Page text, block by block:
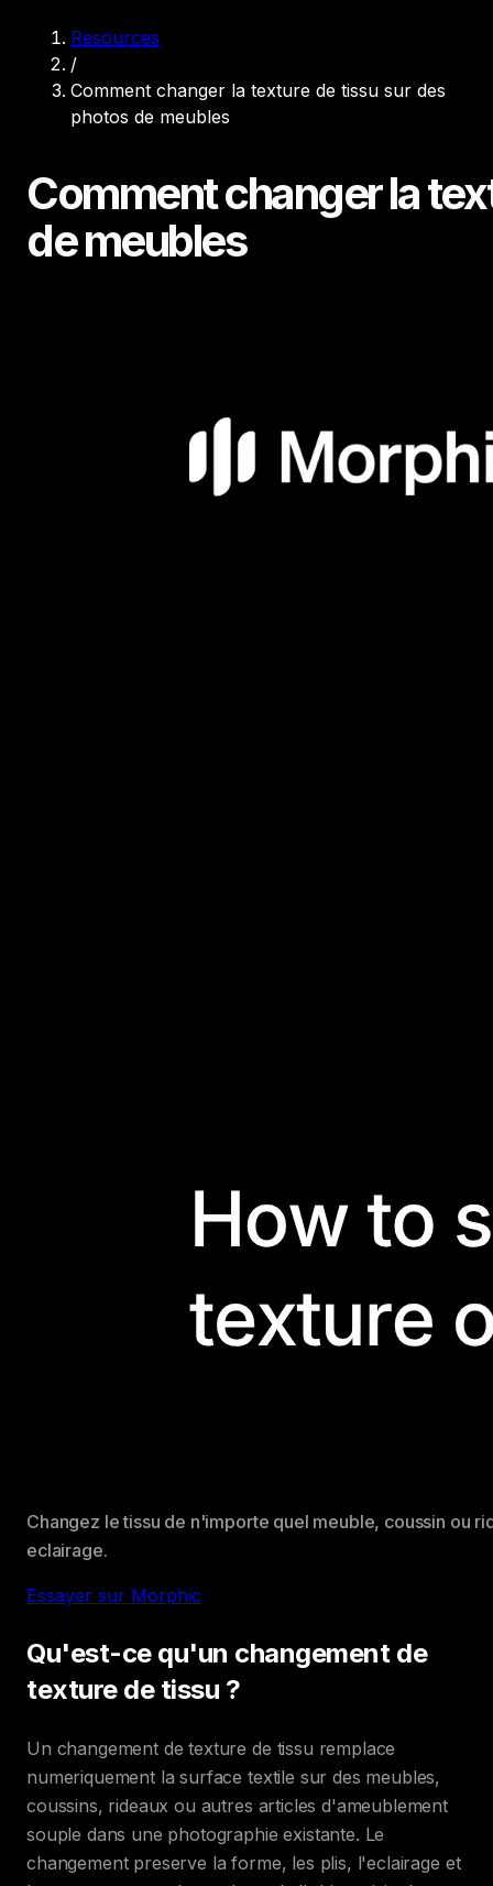
Resources
/
Comment changer la texture de tissu sur des
photos de meubles
Comment changer la
de meubles
Changez le tissu de n'importe quel meuble, coussin ou
eclairage.
Essayer sur Morphic
Qu'est-ce qu'un changement de
texture de tissu ?
Un changement de texture de tissu remplace
numeriquement la surface textile sur des meubles,
coussins, rideaux ou autres articles d'ameublement
souple dans une photographie existante. Le
changement preserve la forme, les plis, l'eclairage et